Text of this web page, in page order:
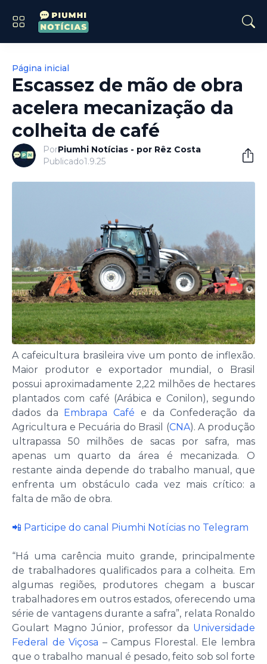
Página inicial
Escassez de mão de obra
acelera mecanização da
colheita de café
PorPiumhi Notícias - por Rêz Costa
Publicado1.9.25
A cafeicultura brasileira vive um ponto de inflexão.
Maior produtor e exportador mundial, o Brasil
possui aproximadamente 2,22 milhões de hectares
plantados com café (Arábica e Conilon), segundo
dados da
Embrapa Café e da Confederação da
Agricultura e Pecuária do Brasil (CNA). A produção
ultrapassa 50 milhões de sacas por safra, mas
apenas um quarto da área é mecanizada. O
restante ainda depende do trabalho manual, que
enfrenta um obstáculo cada vez mais crítico: a
falta de mão de obra.
📲 Participe do canal Piumhi Notícias no Telegram
“Há uma carência muito grande, principalmente
de trabalhadores qualificados para a colheita. Em
algumas regiões, produtores chegam a buscar
trabalhadores em outros estados, oferecendo uma
série de vantagens durante a safra”, relata Ronaldo
Goulart Magno Júnior, professor da Universidade
Federal de Viçosa – Campus Florestal. Ele lembra
que o trabalho manual é pesado, feito sob sol forte